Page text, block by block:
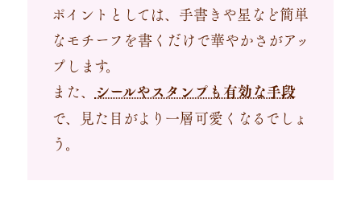
ポイントとしては、手書きや星など簡単
なモチーフを書くだけで華やかさがアッ
プします。
また、 シールやスタンプも有効な手段
で、見た目がより一層可愛くなるでしょ
う。